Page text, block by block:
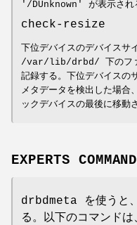
'/DUnknown' が表示され
check-resize
下位デバイスのデバイスサ
/var/lib/drbd/ 下のフ
記録する。下位デバイスの
メタデータを検出した場合
ックデバイスの最後に移動
EXPERTS
drbdmeta を使うと
る。以下のコマンド